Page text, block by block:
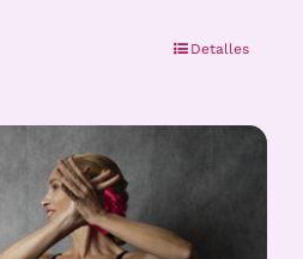
Detalles